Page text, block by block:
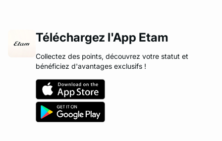
Téléchargez l'App Etam
Collectez des points, découvrez votre statut et
bénéficiez d'avantages exclusifs !